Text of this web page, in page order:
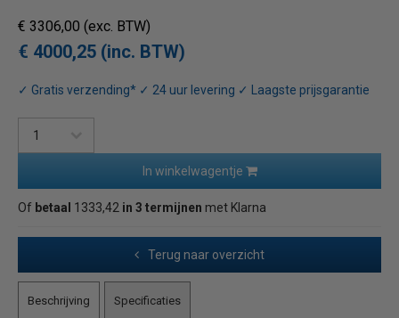
€ 3306,00 (exc. BTW)
€ 4000,25 (inc. BTW)
✓ Gratis verzending* ✓ 24 uur levering ✓ Laagste prijsgarantie
In winkelwagentje
Of betaal 1333,42 in 3 termijnen met Klarna
Terug naar overzicht
Beschrijving Specificaties